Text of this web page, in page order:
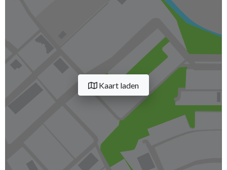
Kaart laden